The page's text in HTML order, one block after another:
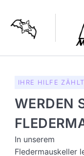
Inhalt
springen
IHRE HILFE ZÄHLT
WERDEN
In unserem
Fledermauskeller